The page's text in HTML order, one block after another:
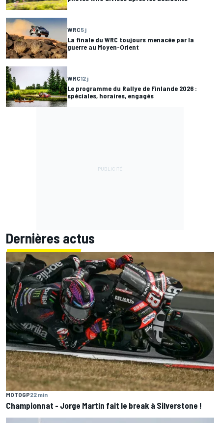
WRC5 j
La finale du WRC toujours menacée par la
guerre au Moyen-Orient
WRC12 j
Le programme du Rallye de Finlande 2026 :
spéciales, horaires, engagés
Dernières actus
MOTOGP22 min
Championnat - Jorge Martín fait le break à Silverstone !